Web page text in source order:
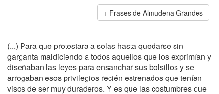
Frases de Almudena Grandes
(...) Para que protestara a solas hasta quedarse sin
garganta maldiciendo a todos aquellos que los exprimían y
diseñaban las leyes para ensanchar sus bolsillos y se
arrogaban esos privilegios recién estrenados que tenían
visos de ser muy duraderos. Y es que las costumbres que